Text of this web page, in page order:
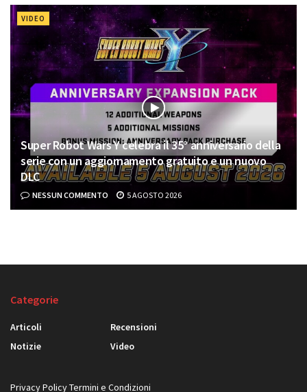
VIDEO
Super Robot Wars Y celebra il 35° anniversario della
serie con un aggiornamento gratuito e un nuovo
DLC
NESSUN COMMENTO 5 AGOSTO 2026
Categorie
Articoli
Notizie
Recensioni
Video
Privacy PolicyTermini e Condizioni